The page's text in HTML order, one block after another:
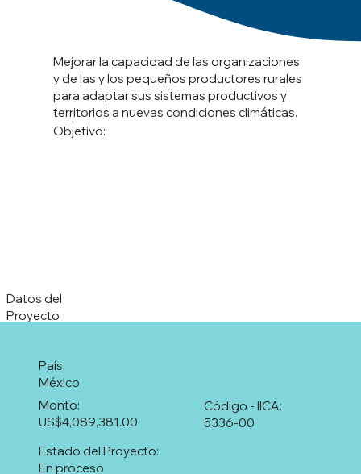
Objetivo:
Mejorar la capacidad de las organizaciones
y de las y los pequeños productores rurales
para adaptar sus sistemas productivos y
territorios a nuevas condiciones climáticas.
Datos del
Proyecto
País:
México
5336-00
Código - IICA:
US$4,089,381.00
Monto:
En proceso
Estado del Proyecto: